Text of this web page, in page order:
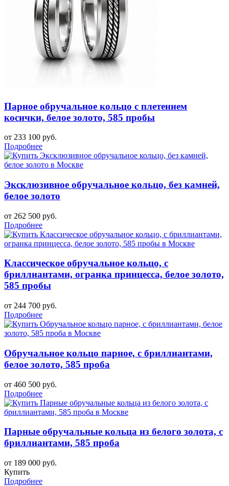
Парное обручальное кольцо с плетением
косички, белое золото, 585 пробы
от 233 100 руб.
Подробнее
Эксклюзивное обручальное кольцо, без камней,
белое золото
от 262 500 руб.
Подробнее
Классическое обручальное кольцо, с
бриллиантами, огранка принцесса, белое золото,
585 пробы
от 244 700 руб.
Подробнее
Обручальное кольцо парное, с бриллиантами,
белое золото, 585 проба
от 460 500 руб.
Подробнее
Парные обручальные кольца из белого золота, с
бриллиантами, 585 проба
от 189 000 руб.
Купить
Подробнее